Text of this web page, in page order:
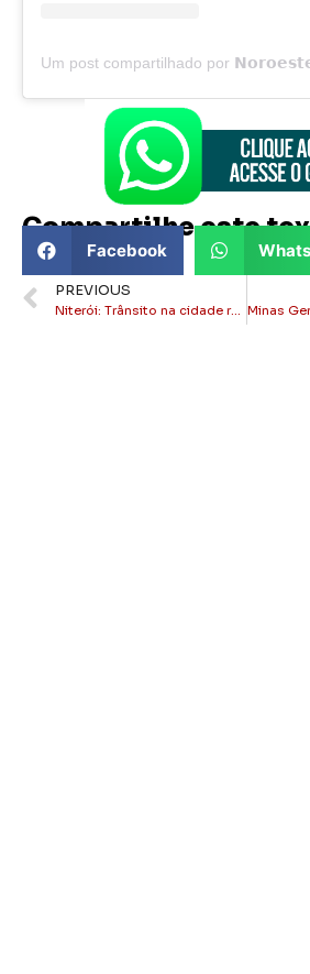
Compartilhe este
Facebook
PREVIOUS
Niterói: Trânsito na cidade revela falha histórica da Região Metropolitana